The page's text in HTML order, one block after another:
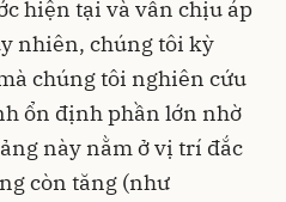
hiện tại và vẫn chịu áp
nhiên, chúng tôi kỳ
chúng tôi nghiên cứu
ổn định phần lớn nhờ
này nằm ở vị trí đắc
còn tăng (như